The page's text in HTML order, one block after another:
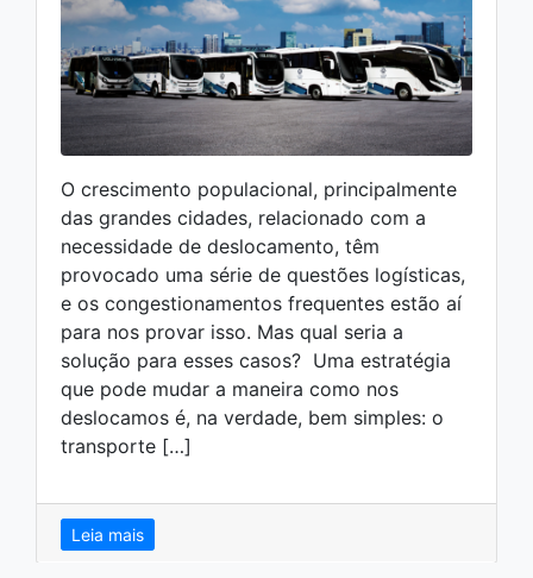
O crescimento populacional, principalmente
das grandes cidades, relacionado com a
necessidade de deslocamento, têm
provocado uma série de questões logísticas,
e os congestionamentos frequentes estão aí
para nos provar isso. Mas qual seria a
solução para esses casos? Uma estratégia
que pode mudar a maneira como nos
deslocamos é, na verdade, bem simples: o
transporte […]
Leia mais